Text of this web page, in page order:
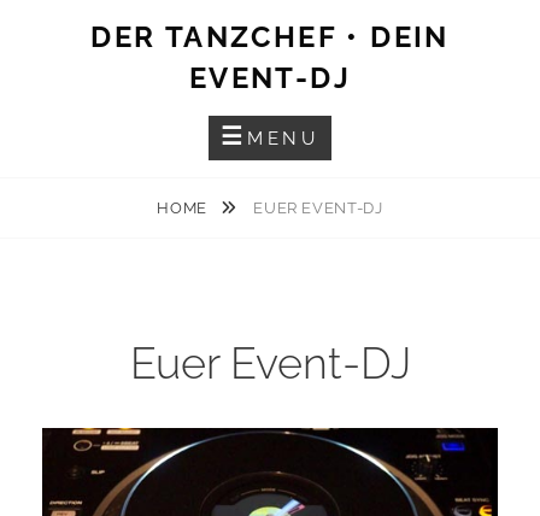
DER TANZCHEF • DEIN
EVENT-DJ
MENU
HOME EUER EVENT-DJ
Euer Event-DJ